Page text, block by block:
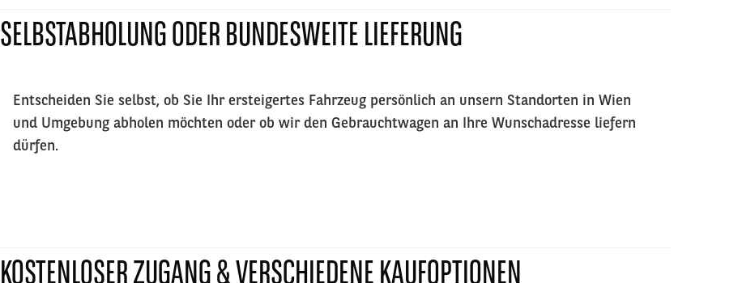
SELBSTABHOLUNG ODER BUNDESWEITE LIEFERUNG
Entscheiden Sie selbst, ob Sie Ihr ersteigertes Fahrzeug persönlich an unsern Standorten in Wien
und Umgebung abholen möchten oder ob wir den Gebrauchtwagen an Ihre Wunschadresse liefern
dürfen.
KOSTENLOSER ZUGANG & VERSCHIEDENE KAUFOPTIONEN